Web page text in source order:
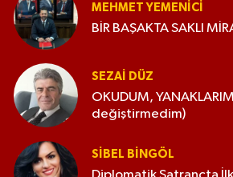
MEHMET YEMENICI
BİR BAŞAKTA SAKLI
SEZAI DÜZ
OKUDUM,
değiştirmedim)
SIBEL BINGÖL